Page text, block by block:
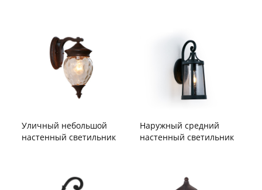
Уличный небольшой
настенный светильник
Наружный средний
настенный светильник